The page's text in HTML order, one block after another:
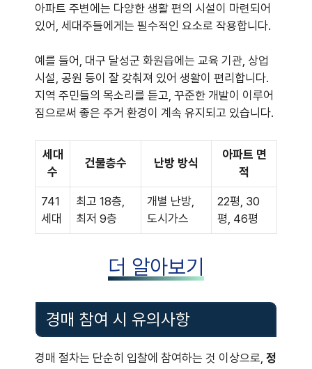
아파트 주변에는 다양한 생활 편의 시설이 마련되어
있어, 세대주들에게는 필수적인 요소로 작용합니다.
예를 들어, 대구 달성군 화원읍에는 교육 기관, 상업
시설, 공원 등이 잘 갖춰져 있어 생활이 편리합니다.
지역 주민들의 목소리를 듣고, 꾸준한 개발이 이루어
짐으로써 좋은 주거 환경이 계속 유지되고 있습니다.
세대
수
건물층수 난방 방식
아파트 면
적
741
세대
최고 18층,
최저 9층
개별 난방,
도시가스
22평, 30
평, 46평
더 알아보기
경매 참여 시 유의사항
경매 절차는 단순히 입찰에 참여하는 것 이상으로, 정